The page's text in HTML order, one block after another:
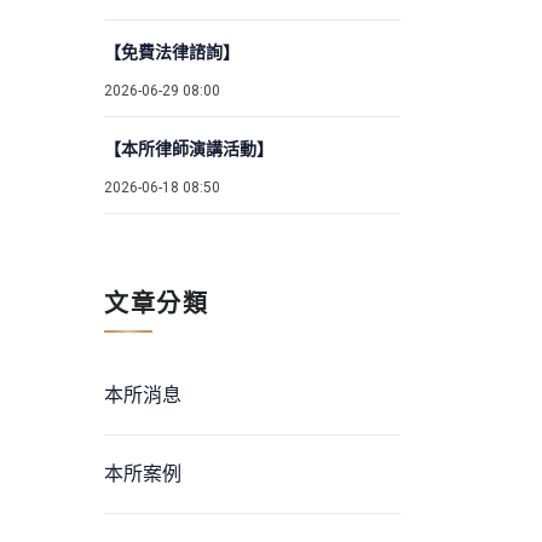
【免費法律諮詢】
2026-06-29 08:00
【本所律師演講活動】
2026-06-18 08:50
文章分類
本所消息
本所案例